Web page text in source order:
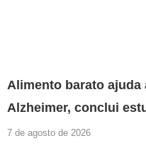
Alimento barato
Alzheimer, conclui
7 de agosto de 2026